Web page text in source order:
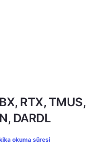
RTX, TMUS,
DARDL
okuma süresi